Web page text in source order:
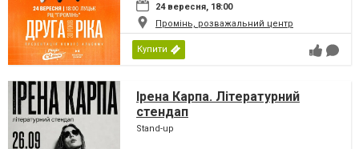
24 вересня, 18:00
Промінь, розважальний центр
Купити
Ірена Карпа. Літературний
стендап
Stand-up